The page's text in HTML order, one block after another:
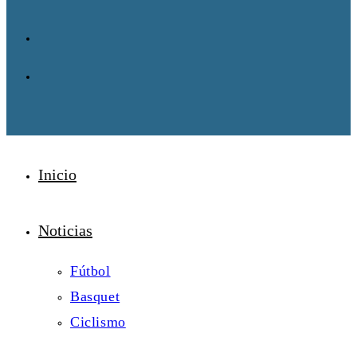
Inicio
Noticias
Fútbol
Basquet
Ciclismo